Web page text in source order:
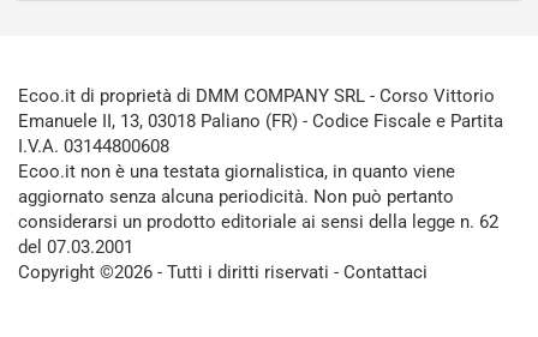
Ecoo.it di proprietà di DMM COMPANY SRL - Corso Vittorio
Emanuele II, 13, 03018 Paliano (FR) - Codice Fiscale e Partita
I.V.A. 03144800608
Ecoo.it non è una testata giornalistica, in quanto viene
aggiornato senza alcuna periodicità. Non può pertanto
considerarsi un prodotto editoriale ai sensi della legge n. 62
del 07.03.2001
Copyright ©2026 - Tutti i diritti riservati - Contattaci